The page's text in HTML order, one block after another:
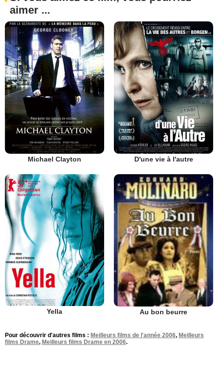
aimer ...
Michael Clayton D'une vie à l'autre
Yella Au bon beurre
Pour découvrir d'autres films : Meilleurs films de l'année 2006, Meilleurs
films Drame, Meilleurs films Drame en 2006.